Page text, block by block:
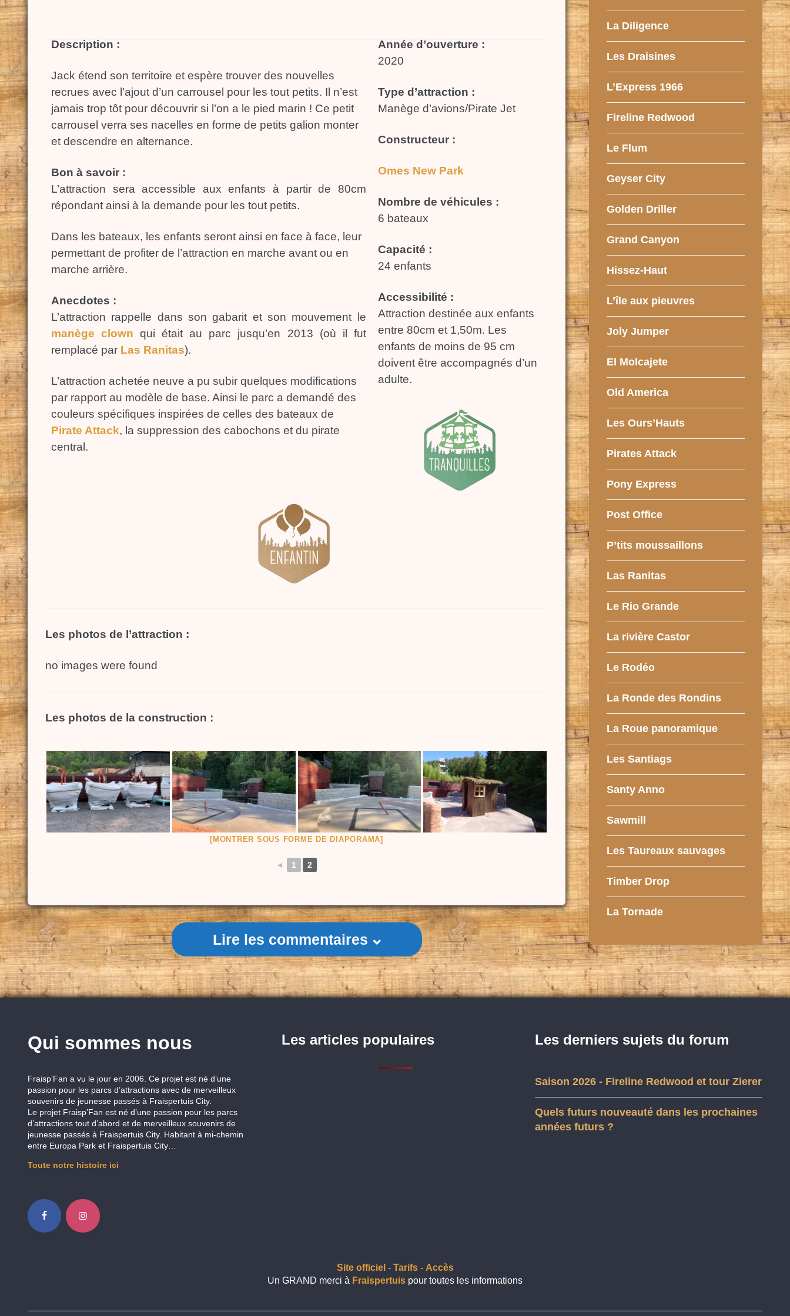
Description :
Jack étend son territoire et espère trouver des nouvelles
recrues avec l’ajout d’un carrousel pour les tout petits. Il n’est
jamais trop tôt pour découvrir si l’on a le pied marin ! Ce petit
carrousel verra ses nacelles en forme de petits galion monter
et descendre en alternance.
Bon à savoir :
L’attraction sera accessible aux enfants à partir de 80cm
répondant ainsi à la demande pour les tout petits.
Dans les bateaux, les enfants seront ainsi en face à face, leur
permettant de profiter de l’attraction en marche avant ou en
marche arrière.
Anecdotes :
L’attraction rappelle dans son gabarit et son mouvement le
manège clown qui était au parc jusqu’en 2013 (où il fut
remplacé par Las Ranitas).
L’attraction achetée neuve a pu subir quelques modifications
par rapport au modèle de base. Ainsi le parc a demandé des
couleurs spécifiques inspirées de celles des bateaux de
Pirate Attack, la suppression des cabochons et du pirate
central.
Année d’ouverture :
2020
Type d’attraction :
Manège d’avions/Pirate Jet
Constructeur :
Omes New Park
Nombre de véhicules :
6 bateaux
Capacité :
24 enfants
Accessibilité :
Attraction destinée aux enfants
entre 80cm et 1,50m. Les
enfants de moins de 95 cm
doivent être accompagnés d’un
adulte.
Les photos de l’attraction :
no images were found
Les photos de la construction :
[MONTRER SOUS FORME DE DIAPORAMA]
◄ 1 2
Lire les commentaires
La Diligence
Les Draisines
L’Express 1966
Fireline Redwood
Le Flum
Geyser City
Golden Driller
Grand Canyon
Hissez-Haut
L’île aux pieuvres
Joly Jumper
El Molcajete
Old America
Les Ours’Hauts
Pirates Attack
Pony Express
Post Office
P’tits moussaillons
Las Ranitas
Le Rio Grande
La rivière Castor
Le Rodéo
La Ronde des Rondins
La Roue panoramique
Les Santiags
Santy Anno
Sawmill
Les Taureaux sauvages
Timber Drop
La Tornade
Qui sommes nous
Fraisp’Fan a vu le jour en 2006. Ce projet est né d’une
passion pour les parcs d’attractions avec de merveilleux
souvenirs de jeunesse passés à Fraispertuis City.
Le projet Fraisp’Fan est né d’une passion pour les parcs
d’attractions tout d’abord et de merveilleux souvenirs de
jeunesse passés à Fraispertuis City. Habitant à mi-chemin
entre Europa Park et Fraispertuis City…
Toute notre histoire ici
Les articles populaires Les derniers sujets du forum
Saison 2026 - Fireline Redwood et tour Zierer
Quels futurs nouveauté dans les prochaines
années futurs ?
Site officiel - Tarifs- Accès
Un GRAND merci à Fraispertuis pour toutes les informations